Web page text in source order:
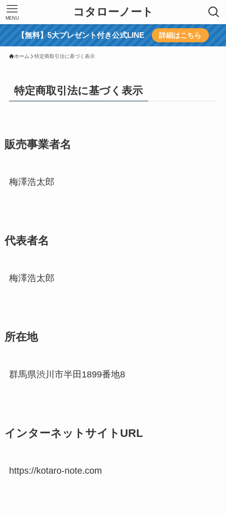
コタローノート
MENU
【無料】5大プレゼント付き公式LINE 詳細はこちら
ホーム 特定商取引法に基づく表示
特定商取引法に基づく表示
販売事業者名
梅澤浩太郎
代表者名
梅澤浩太郎
所在地
群馬県渋川市半田1899番地8
インターネットサイトURL
https://kotaro-note.com